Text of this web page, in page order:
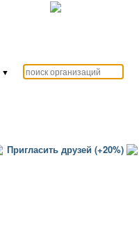
▼
Пригласить друзей (+20%)